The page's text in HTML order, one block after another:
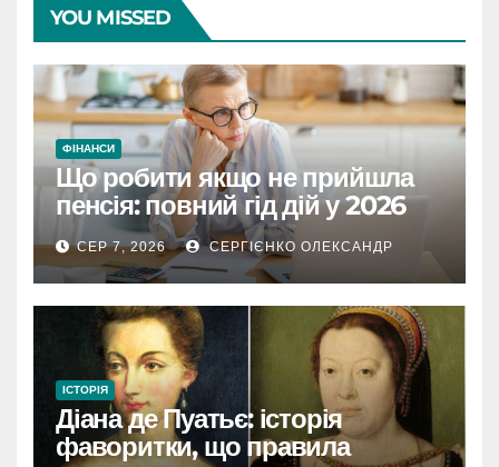
YOU MISSED
ФІНАНСИ
Що робити якщо не прийшла
пенсія: повний гід дій у 2026
році
СЕР 7, 2026 СЕРГІЄНКО ОЛЕКСАНДР
ІСТОРІЯ
Діана де Пуатьє: історія
фаворитки, що правила